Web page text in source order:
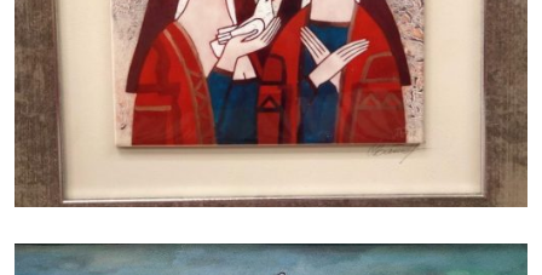
БАЙЦАЕВА ЛЮДМИЛА